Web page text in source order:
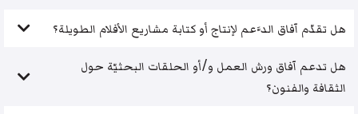
هل تقدّم آفاق الدَّعم لإنتاج أو كتابة مشاريع الأفلام الطويلة؟
هل تدعم آفاق ورش العمل و/أو الحلقات البحثيّة حول
الثقافة والفنون؟